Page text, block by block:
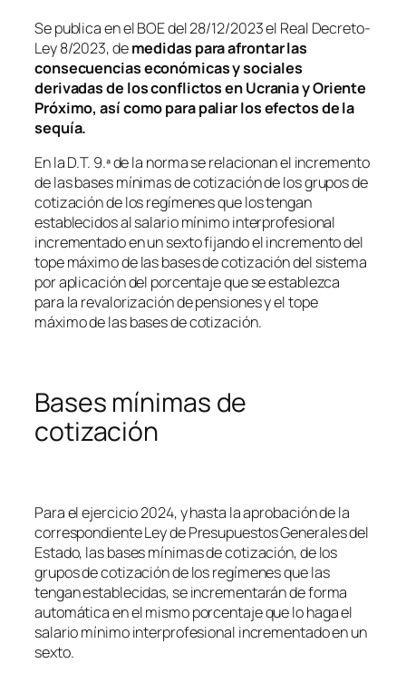
Se publica en el BOE del 28/12/2023 el Real Decreto-
Ley 8/2023, demedidas para afrontar las
consecuencias económicas y sociales
derivadas de los conflictos en Ucrania y Oriente
Próximo, así como para paliar los efectos de la
sequía.
En la D.T. 9.ª de la norma se relacionan el incremento
de las bases mínimas de cotización de los grupos de
cotización de los regímenes que los tengan
establecidos al salario mínimo interprofesional
incrementado en un sexto fijando el incremento del
tope máximo de las bases de cotización del sistema
por aplicación del porcentaje que se establezca
para la revalorización de pensiones y el tope
máximo de las bases de cotización.
Bases mínimas de
cotización
Para el ejercicio 2024, y hasta la aprobación de la
correspondiente Ley de Presupuestos Generales del
Estado, las bases mínimas de cotización, de los
grupos de cotización de los regímenes que las
tengan establecidas, se incrementarán de forma
automática en el mismo porcentaje que lo haga el
salario mínimo interprofesional incrementado en un
sexto.